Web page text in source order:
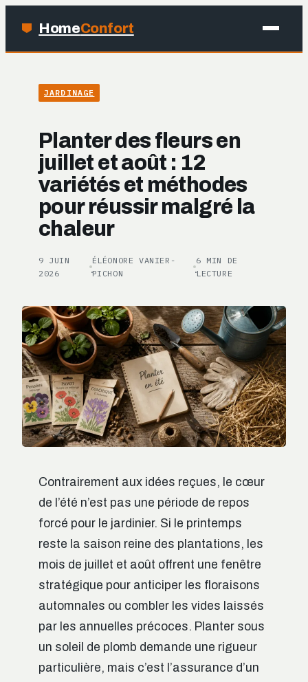
HomeConfort
JARDINAGE
DÉCO
JARDINAGE
Planter des fleurs en
juillet et août : 12
variétés et méthodes
pour réussir malgré la
chaleur
9 JUIN
2026
·
ÉLÉONORE VANIER-
PICHON
·
6 MIN DE
LECTURE
Contrairement aux idées reçues, le cœur
de l’été n’est pas une période de repos
forcé pour le jardinier. Si le printemps
reste la saison reine des plantations, les
mois de juillet et août offrent une fenêtre
stratégique pour anticiper les floraisons
automnales ou combler les vides laissés
par les annuelles précoces. Planter sous
un soleil de plomb demande une rigueur
particulière, mais c’est l’assurance d’un